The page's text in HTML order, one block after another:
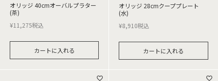
オリッジ 40cmオーバルプラター
(茶)
¥11,275税込
カートに入れる
オリッジ 28cmクーププレート
(水)
¥8,910税込
カートに入れる